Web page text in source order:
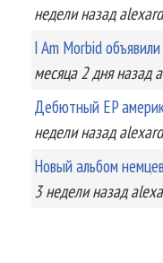
неделиназад alexard
I Am Morbid
месяца 2 дняназад
Дебютный EP
неделиназад alexard
Новый альбом
3 неделиназад